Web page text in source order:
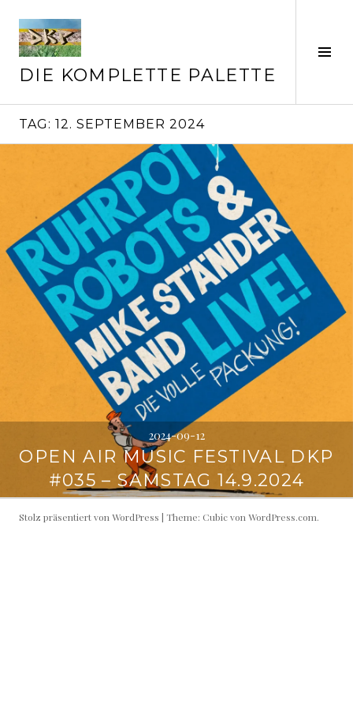
zum
Inhalt
DIE KOMPLETTE PALETTE
TAG: 12. SEPTEMBER 2024
2024-09-12
OPEN AIR MUSIC FESTIVAL DKP
#035 – SAMSTAG 14.9.2024
Stolz präsentiert von WordPress | Theme: Cubic von WordPress.com.